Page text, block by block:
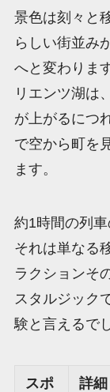
景色は刻々と
らしい街並み
へと変わりま
リエンツ湖は
が上がるにつ
で空から町を
ます。
約1時間の列車
それは単なる
ラクションそ
スタルジック
験と言えるで
スポ
詳細